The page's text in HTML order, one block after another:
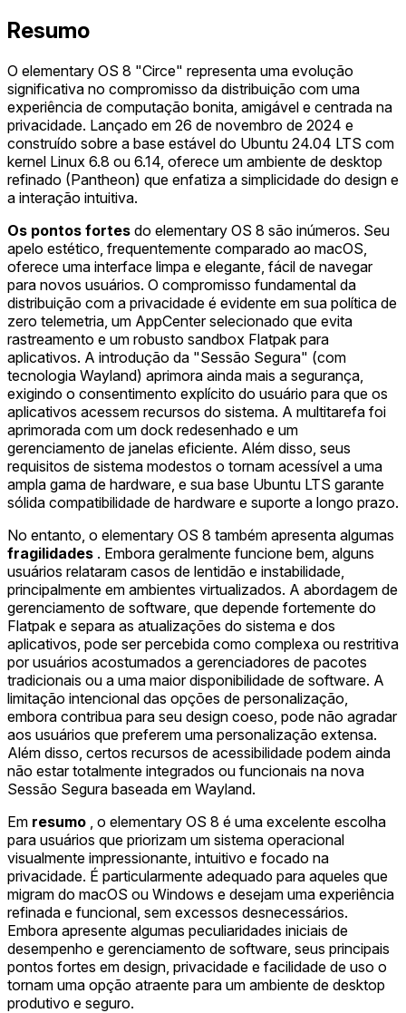
Resumo
O elementary OS 8 "Circe" representa uma evolução
significativa no compromisso da distribuição com uma
experiência de computação bonita, amigável e centrada na
privacidade. Lançado em 26 de novembro de 2024 e
construído sobre a base estável do Ubuntu 24.04 LTS com
kernel Linux 6.8 ou 6.14, oferece um ambiente de desktop
refinado (Pantheon) que enfatiza a simplicidade do design e
a interação intuitiva.
Os pontos fortes do elementary OS 8 são inúmeros. Seu
apelo estético, frequentemente comparado ao macOS,
oferece uma interface limpa e elegante, fácil de navegar
para novos usuários. O compromisso fundamental da
distribuição com a privacidade é evidente em sua política de
zero telemetria, um AppCenter selecionado que evita
rastreamento e um robusto sandbox Flatpak para
aplicativos. A introdução da "Sessão Segura" (com
tecnologia Wayland) aprimora ainda mais a segurança,
exigindo o consentimento explícito do usuário para que os
aplicativos acessem recursos do sistema. A multitarefa foi
aprimorada com um dock redesenhado e um
gerenciamento de janelas eficiente. Além disso, seus
requisitos de sistema modestos o tornam acessível a uma
ampla gama de hardware, e sua base Ubuntu LTS garante
sólida compatibilidade de hardware e suporte a longo prazo.
No entanto, o elementary OS 8 também apresenta algumas
fragilidades . Embora geralmente funcione bem, alguns
usuários relataram casos de lentidão e instabilidade,
principalmente em ambientes virtualizados. A abordagem de
gerenciamento de software, que depende fortemente do
Flatpak e separa as atualizações do sistema e dos
aplicativos, pode ser percebida como complexa ou restritiva
por usuários acostumados a gerenciadores de pacotes
tradicionais ou a uma maior disponibilidade de software. A
limitação intencional das opções de personalização,
embora contribua para seu design coeso, pode não agradar
aos usuários que preferem uma personalização extensa.
Além disso, certos recursos de acessibilidade podem ainda
não estar totalmente integrados ou funcionais na nova
Sessão Segura baseada em Wayland.
Em resumo , o elementary OS 8 é uma excelente escolha
para usuários que priorizam um sistema operacional
visualmente impressionante, intuitivo e focado na
privacidade. É particularmente adequado para aqueles que
migram do macOS ou Windows e desejam uma experiência
refinada e funcional, sem excessos desnecessários.
Embora apresente algumas peculiaridades iniciais de
desempenho e gerenciamento de software, seus principais
pontos fortes em design, privacidade e facilidade de uso o
tornam uma opção atraente para um ambiente de desktop
produtivo e seguro.